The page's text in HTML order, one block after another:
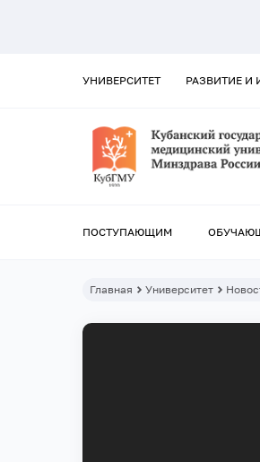
УНИВЕРСИТЕТ РАЗВИТИЕ И
ПОСТУПАЮЩИМ
Главная Университет